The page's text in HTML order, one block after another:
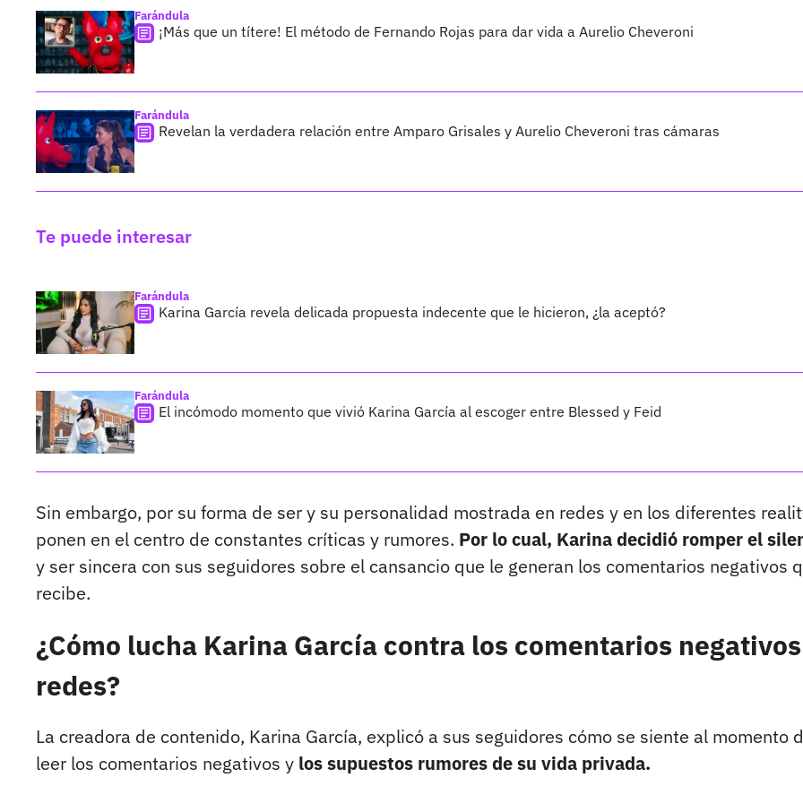
Farándula
¡Más que un títere! El método de Fernando Rojas para dar vida a Aurelio Cheveroni
Farándula
Revelan la verdadera relación entre Amparo Grisales y Aurelio Cheveroni tras cámaras
Te puede interesar
Farándula
Karina García revela delicada propuesta indecente que le hicieron, ¿la aceptó?
Farándula
El incómodo momento que vivió Karina García al escoger entre Blessed y Feid
Sin embargo, por su forma de ser y su personalidad mostrada en redes y en los diferentes
ponen en el centro de constantes críticas y rumores. Por lo cual, Karina decidió romper el
y ser sincera con sus seguidores sobre el cansancio que le generan los comentarios negativos
recibe.
¿Cómo lucha Karina García contra los comentarios
redes?
La creadora de contenido, Karina García, explicó a sus seguidores cómo se siente al momento
leer los comentarios negativos y los supuestos rumores de su vida privada.